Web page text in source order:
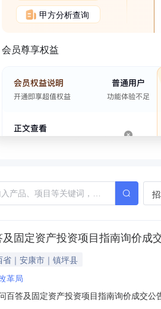
甲方分析查询
会员尊享权益
固定资产投资项目指南询价成
省｜安康市｜镇坪县
革局
百答及固定资产投资项目指南询价成交